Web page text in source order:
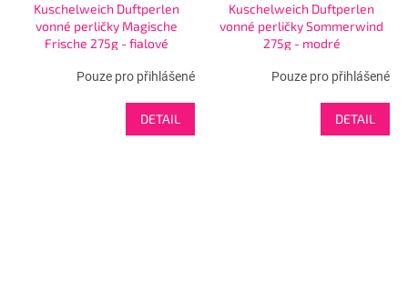
Kuschelweich Duftperlen
vonné perličky Magische
Frische 275g - fialové
Pouze pro přihlášené
DETAIL
Kuschelweich Duftperlen
vonné perličky Sommerwind
275g - modré
Pouze pro přihlášené
DETAIL